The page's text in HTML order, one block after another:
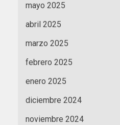
mayo 2025
abril 2025
marzo 2025
febrero 2025
enero 2025
diciembre 2024
noviembre 2024